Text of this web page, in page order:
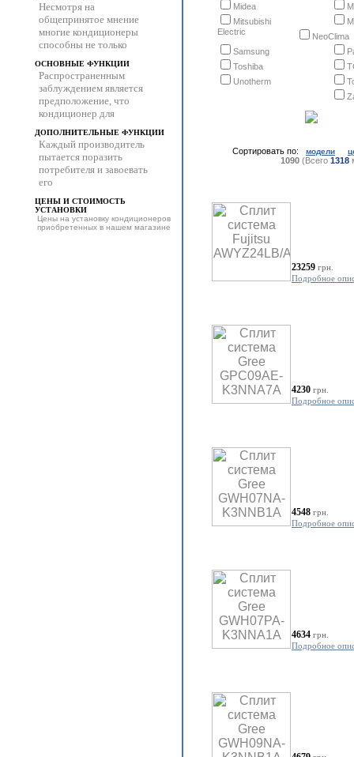
Несмотря на
общепринятое мнение
многие кондиционеры
способны не только
ОСНОВНЫЕ ФУНКЦИИ
Распространенным
заблуждением является
предположение, что
кондиционер для
ДОПОЛНИТЕЛЬНЫЕ ФУНКЦИИ
Каждый производитель
пытается поразить
потребителя и завоевать
его
ЦЕНЫ И СТОИМОСТЬ
УСТАНОВКИ
Цены на установку кондиционеров
приобретенных в нашем магазине
Midea
Mitsubishi
Electric
NeoClima
Samsung
Toshiba
Unotherm
Сортировать по: модели
1090 (Всего 1318
23259 грн.
Подробное
4230 грн.
Подробное
4548 грн.
Подробное
4634 грн.
Подробное